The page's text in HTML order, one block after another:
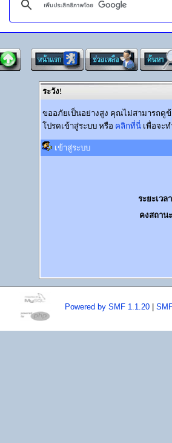
ระวัง!
ขออภัยเป็นอย่างสูง คุณไม่สามารถดู
โปรดเข้าสู่ระบบ หรือ คลิกที่นี่เพื่อจะท
เข้าสู่ระบบ
ระยะเวล
คงสถาน
Powered by SMF 1.1.20